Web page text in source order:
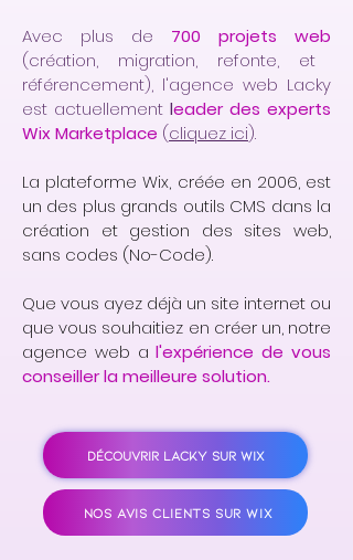
Avec plus de
700 projets web
(création, migration, refonte, et
référencement), l'agence web Lacky
est actuellement leader des experts
Wix Marketplace (cliquez ici).
La plateforme Wix, créée en 2006, est
un des plus grands outils CMS dans la
création et gestion des sites web,
sans codes (No-Code).
Que vous ayez déjà un site internet ou
que vous souhaitiez en créer un, notre
agence web al'expérience de vous
conseiller la meilleure solution.
DÉCOUVRIR LACKY SUR WIX
NOS AVIS CLIENTS SUR WIX